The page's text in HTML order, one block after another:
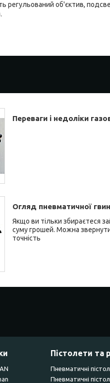
регульований об'єктив,
Переваги і недоліки
Огляд пневматичної
Якщо ви тільки збираєтеся
суму грошей. Можна звернути
точність
Пістолети та
Пневматичні
Пневматичні